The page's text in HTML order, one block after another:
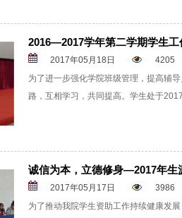
2016—2017学年第二学期学生工
2017年05月18日
4205
为了进一步强化学院班级管理，提高辅
路，互相学习，共同提高。学生处于
诚信为本，立德修身—2017年生
2017年05月17日
3986
为了推动我院学生资助工作持续健康发